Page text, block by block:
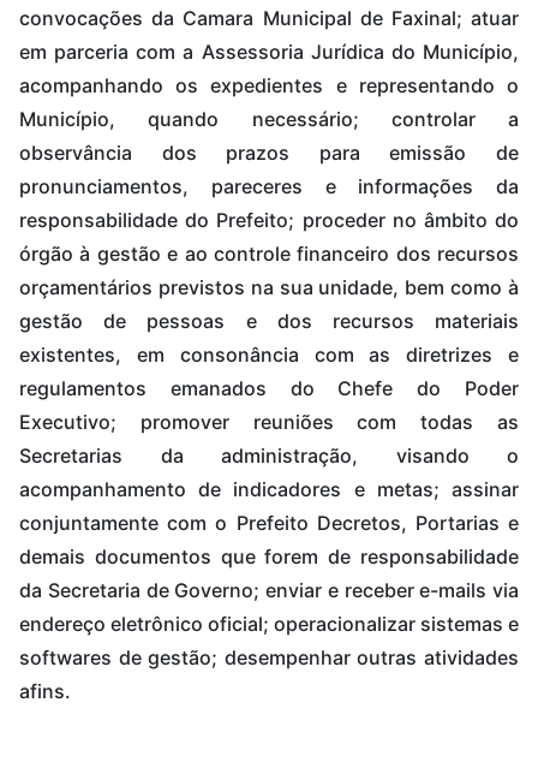
convocações da Camara Municipal de Faxinal; atuar
em parceria com a Assessoria Jurídica do Município,
acompanhando os expedientes e representando o
Município, quando necessário; controlar a
observância dos prazos para emissão de
pronunciamentos, pareceres e informações da
responsabilidade do Prefeito; proceder no âmbito do
órgão à gestão e ao controle financeiro dos recursos
orçamentários previstos na sua unidade, bem como à
gestão de pessoas e dos recursos materiais
existentes, em consonância com as diretrizes e
regulamentos emanados do Chefe do Poder
Executivo; promover reuniões com todas as
Secretarias da administração, visando o
acompanhamento de indicadores e metas; assinar
conjuntamente com o Prefeito Decretos, Portarias e
demais documentos que forem de responsabilidade
da Secretaria de Governo; enviar e receber e-mails via
endereço eletrônico oficial; operacionalizar sistemas e
softwares de gestão; desempenhar outras atividades
afins.